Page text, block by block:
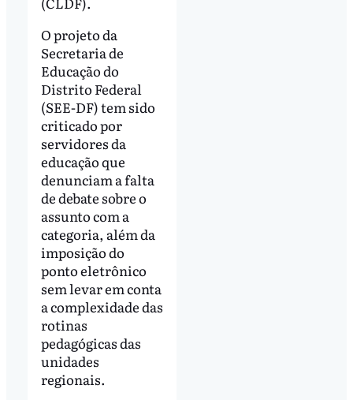
O projeto da
Secretaria de
Educação do
Distrito Federal
(SEE-DF) tem sido
criticado por
servidores da
educação que
denunciam a falta
de debate sobre o
assunto com a
categoria, além da
imposição do
ponto eletrônico
sem levar em conta
a complexidade das
rotinas
pedagógicas das
unidades
regionais.